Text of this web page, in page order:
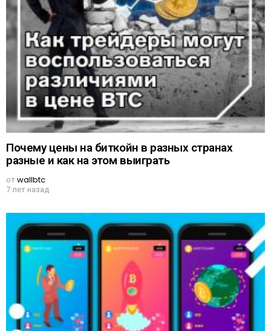
Почему цены на биткойн в разных странах
разные и как на этом выиграть
отwallbtc
7 лет назад